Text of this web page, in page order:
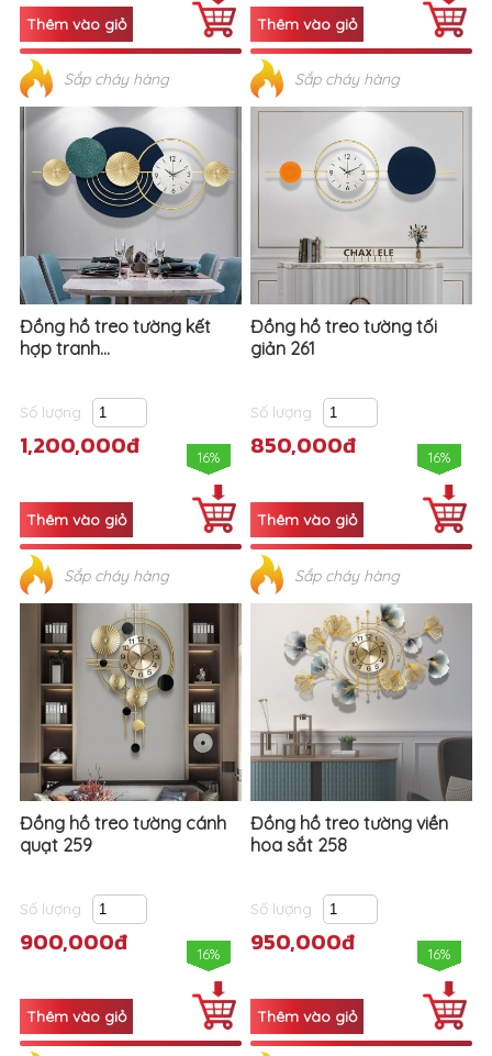
Sắp cháy hàng Sắp cháy hàng
Đồng hồ treo tường kết
hợp tranh...
Số lượng
1,200,000đ 16%
Sắp cháy hàng
Đồng hồ treo tường tối
giản 261
Số lượng
850,000đ 16%
Sắp cháy hàng
Đồng hồ treo tường cánh
quạt 259
Số lượng
900,000đ 16%
Đồng hồ treo tường viền
hoa sắt 258
Số lượng
950,000đ 16%